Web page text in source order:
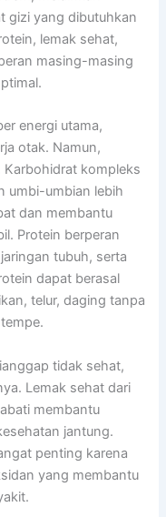
gizi yang dibutuhkan
lemak sehat,
masing-masing
energi utama,
otak. Namun,
kompleks
umbi-umbian lebih
dan membantu
Protein berperan
tubuh, serta
dapat berasal
telur, daging tanpa
tidak sehat,
Lemak sehat dari
membantu
jantung.
penting karena
yang membantu